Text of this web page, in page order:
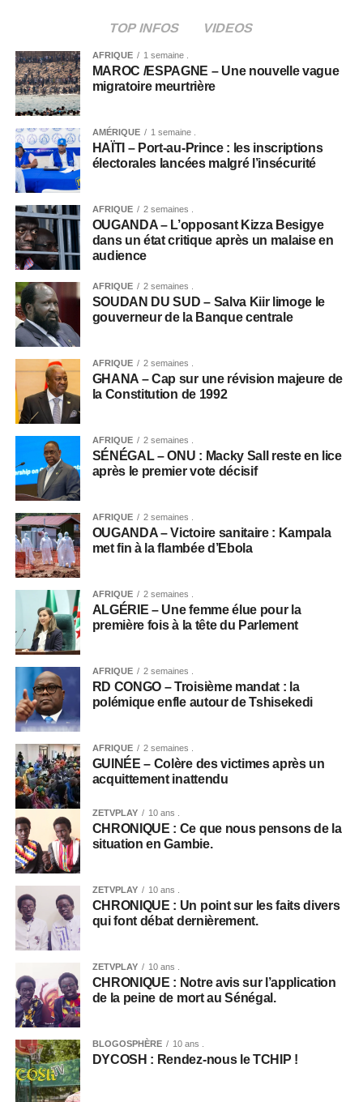
TOP INFOS VIDEOS
AFRIQUE 1 semaine .
MAROC /ESPAGNE – Une nouvelle vague
migratoire meurtrière
AMÉRIQUE 1 semaine .
HAÏTI – Port-au-Prince : les inscriptions
électorales lancées malgré l’insécurité
AFRIQUE 2 semaines .
OUGANDA – L’opposant Kizza Besigye
dans un état critique après un malaise en
audience
AFRIQUE 2 semaines .
SOUDAN DU SUD – Salva Kiir limoge le
gouverneur de la Banque centrale
AFRIQUE 2 semaines .
GHANA – Cap sur une révision majeure de
la Constitution de 1992
AFRIQUE 2 semaines .
SÉNÉGAL – ONU : Macky Sall reste en lice
après le premier vote décisif
AFRIQUE 2 semaines .
OUGANDA – Victoire sanitaire : Kampala
met fin à la flambée d’Ebola
AFRIQUE 2 semaines .
ALGÉRIE – Une femme élue pour la
première fois à la tête du Parlement
AFRIQUE 2 semaines .
RD CONGO – Troisième mandat : la
polémique enfle autour de Tshisekedi
AFRIQUE 2 semaines .
GUINÉE – Colère des victimes après un
acquittement inattendu
ZETVPLAY 10 ans .
CHRONIQUE : Ce que nous pensons de la
situation en Gambie.
ZETVPLAY 10 ans .
CHRONIQUE : Un point sur les faits divers
qui font débat dernièrement.
ZETVPLAY 10 ans .
CHRONIQUE : Notre avis sur l’application
de la peine de mort au Sénégal.
BLOGOSPHÈRE 10 ans .
DYCOSH : Rendez-nous le TCHIP !